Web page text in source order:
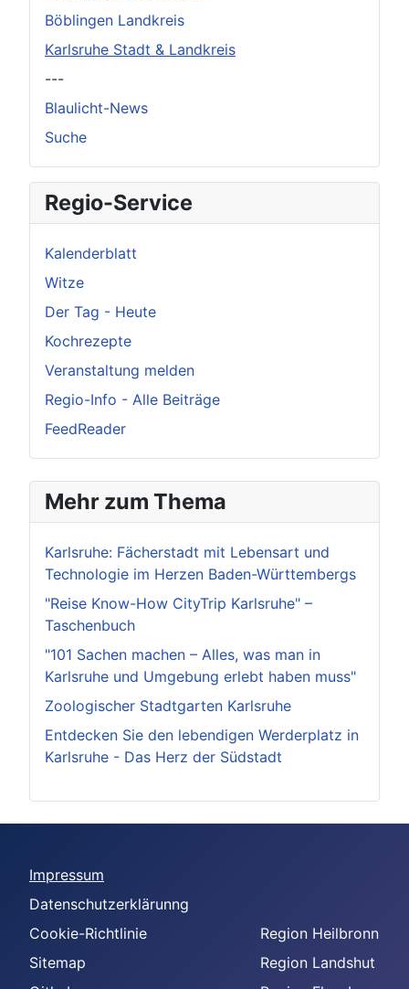
Böblingen Landkreis
Karlsruhe Stadt & Landkreis
---
Blaulicht-News
Suche
Regio-Service
Kalenderblatt
Witze
Der Tag - Heute
Kochrezepte
Veranstaltung melden
Regio-Info - Alle Beiträge
FeedReader
Mehr zum Thema
Karlsruhe: Fächerstadt mit Lebensart und
Technologie im Herzen Baden-Württembergs
"Reise Know-How CityTrip Karlsruhe" –
Taschenbuch
"101 Sachen machen – Alles, was man in
Karlsruhe und Umgebung erlebt haben muss"
Zoologischer Stadtgarten Karlsruhe
Entdecken Sie den lebendigen Werderplatz in
Karlsruhe - Das Herz der Südstadt
Impressum
Datenschutzerklärunng
Cookie-Richtlinie
Sitemap
Region Heilbronn
Region Landshut